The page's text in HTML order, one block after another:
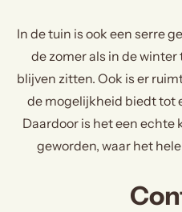
In de tuin is ook een serre
de zomer als in de
blijven zitten. Ook is er
de mogelijkheid biedt tot
Daardoor is het een
geworden, waar het